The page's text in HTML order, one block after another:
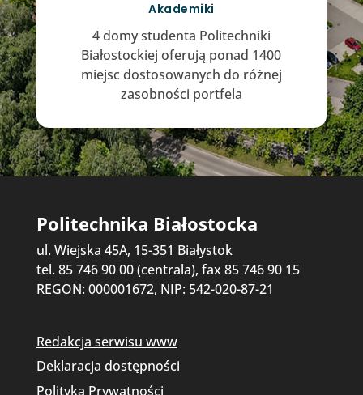
Akademiki
4 domy studenta Politechniki
Białostockiej oferują ponad 1400
miejsc dostosowanych do różnej
zasobności portfela
Politechnika Białostocka
ul. Wiejska 45A, 15-351 Białystok
tel. 85 746 90 00 (centrala), fax 85 746 90 15
REGON: 000001672, NIP: 542-020-87-21
Redakcja serwisu www
Deklaracja dostępności
Polityka Prywatności